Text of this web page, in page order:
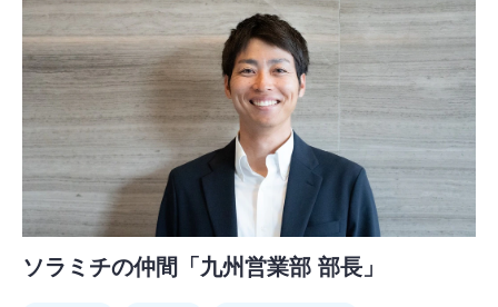
オプション機能
お役立ち情報
導入事例
ソラミチの仲間「九州営業部 部長」